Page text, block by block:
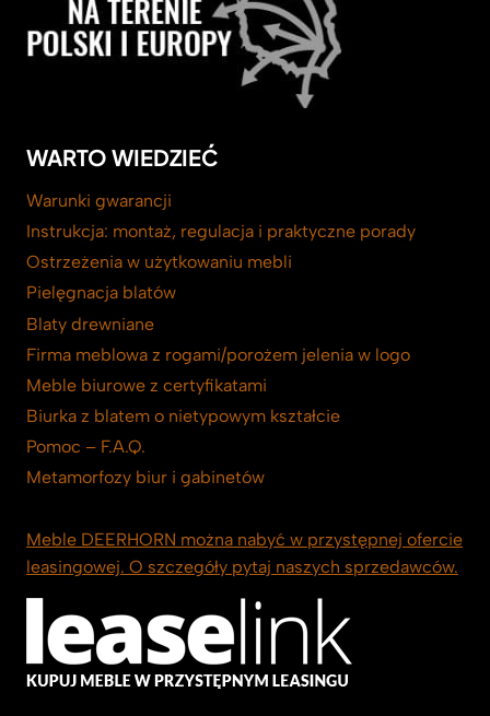
WARTO WIEDZIEĆ
Warunki gwarancji
Instrukcja: montaż, regulacja i praktyczne porady
Ostrzeżenia w użytkowaniu mebli
Pielęgnacja blatów
Blaty drewniane
Firma meblowa z rogami/porożem jelenia w logo
Meble biurowe z certyfikatami
Biurka z blatem o nietypowym kształcie
Pomoc – F.A.Q.
Metamorfozy biur i gabinetów
Meble DEERHORN można nabyć w przystępnej ofercie
leasingowej. O szczegóły pytaj naszych sprzedawców.